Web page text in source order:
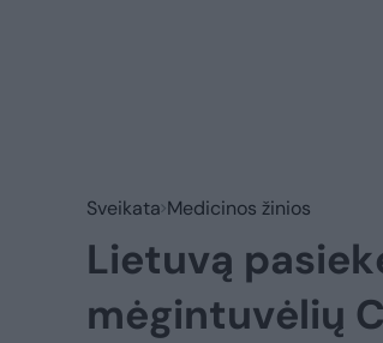
Sveikata Medicinos žinios
Lietuvą
mėgintuvėlių